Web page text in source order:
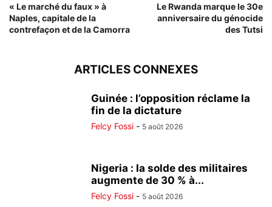
« Le marché du faux » à
Naples, capitale de la
contrefaçon et de la Camorra
Le Rwanda marque le 30e
anniversaire du génocide
des Tutsi
ARTICLES CONNEXES
Guinée : l’opposition réclame la
fin de la dictature
Felcy Fossi - 5 août 2026
Nigeria : la solde des militaires
augmente de 30 % à...
Felcy Fossi - 5 août 2026